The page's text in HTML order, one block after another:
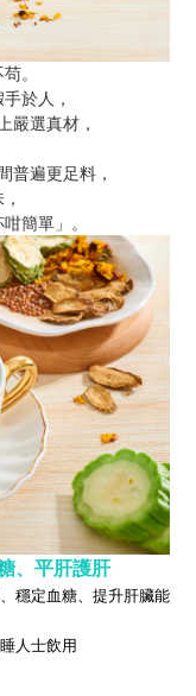
。
於人，
嚴選真材，
普遍更足料，
簡單」。
、平肝護肝
穩定血糖、提升肝臟能
人士飲用